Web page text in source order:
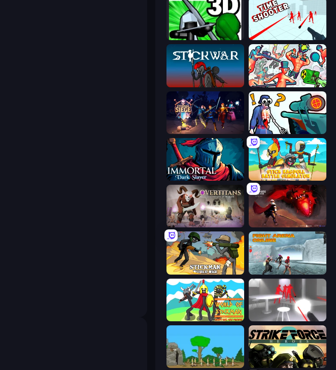
Stickman: Legacy of Zombie War Time Shooter
Stick War Funny Shooter 2
Eternal Siege Sniper Shot: Bullet Time
Immortal: Dark Slayer Stick Ragdoll Battle Simulator
Overtitans: Destroyers of Worlds Champions of The Void: Paladin
Stickman World War Fight Arena Online
World of Stickman Classic RTS SuperHot
Age Of War Strike Force Heroes 2